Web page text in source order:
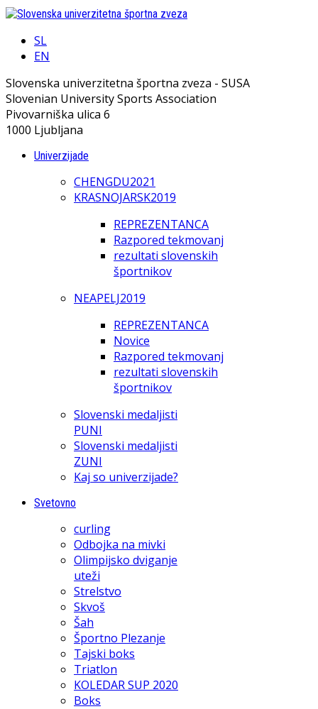
SL
EN
Slovenska univerzitetna športna zveza - SUSA
Slovenian University Sports Association
Pivovarniška ulica 6
1000 Ljubljana
Univerzijade
CHENGDU2021
KRASNOJARSK2019
REPREZENTANCA
Razpored tekmovanj
rezultati slovenskih
športnikov
NEAPELJ2019
REPREZENTANCA
Novice
Razpored tekmovanj
rezultati slovenskih
športnikov
Slovenski medaljisti
PUNI
Slovenski medaljisti
ZUNI
Kaj so univerzijade?
Svetovno
curling
Odbojka na mivki
Olimpijsko dviganje
uteži
Strelstvo
Skvoš
Šah
Športno Plezanje
Tajski boks
Triatlon
KOLEDAR SUP 2020
Boks